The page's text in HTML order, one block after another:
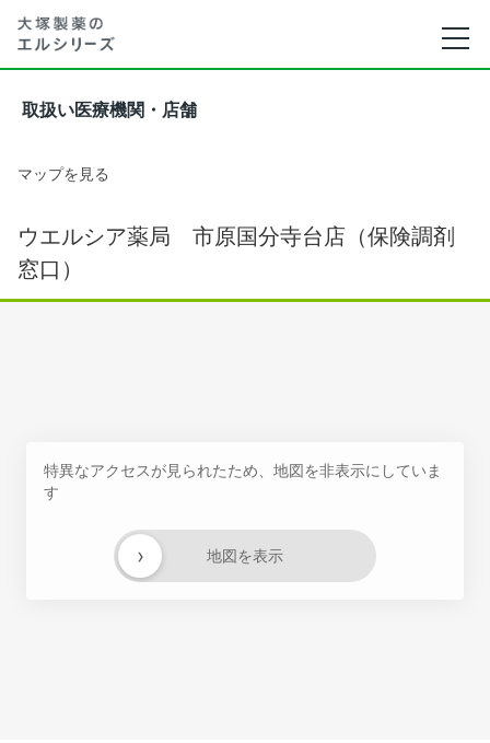
取扱い医療機関・店舗
マップを見る
ウエルシア薬局 市原国分寺台店（保険調剤
窓口）
特異なアクセスが見られたため、地図を非表示にしていま
す
地図を表示
›